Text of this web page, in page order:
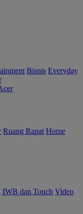
Bisnis Everyday
Ruang Rapat Home
IWB dan Touch Video